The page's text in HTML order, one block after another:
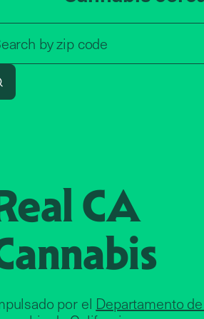
byzip code
Search
CA
por el Departamento